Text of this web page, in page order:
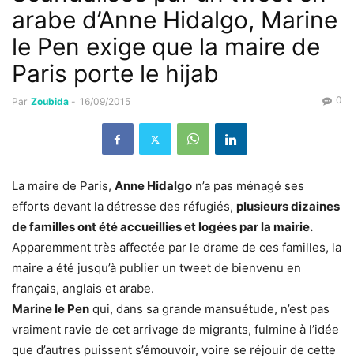
arabe d’Anne Hidalgo, Marine
le Pen exige que la maire de
Paris porte le hijab
Par Zoubida - 16/09/2015 0
La maire de Paris, Anne Hidalgo n’a pas ménagé ses
efforts devant la détresse des réfugiés, plusieurs dizaines
de familles ont été accueillies et logées par la mairie.
Apparemment très affectée par le drame de ces familles, la
maire a été jusqu’à publier un tweet de bienvenu en
français, anglais et arabe.
Marine le Pen qui, dans sa grande mansuétude, n’est pas
vraiment ravie de cet arrivage de migrants, fulmine à l’idée
que d’autres puissent s’émouvoir, voire se réjouir de cette